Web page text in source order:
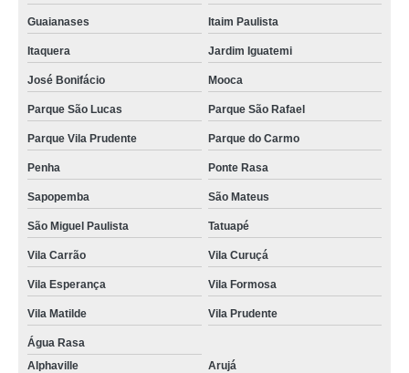
Guaianases Itaim Paulista
Itaquera Jardim Iguatemi
José Bonifácio Mooca
Parque São Lucas Parque São Rafael
Parque Vila Prudente Parque do Carmo
Penha Ponte Rasa
Sapopemba São Mateus
São Miguel Paulista Tatuapé
Vila Carrão Vila Curuçá
Vila Esperança Vila Formosa
Vila Matilde Vila Prudente
Água Rasa
Alphaville
Arujá